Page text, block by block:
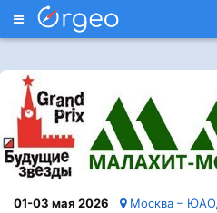
Меню
01-03 мая 2026
Москва – ЮАО,